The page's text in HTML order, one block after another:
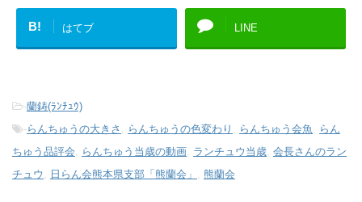
B! はてブ LINE
-蘭鋳(ﾗﾝﾁｭｳ)
-らんちゅうの大きさ , らんちゅうの色変わり , らんちゅう会魚, らん
ちゅう品評会, らんちゅう当歳の動画, ランチュウ当歳, 会長さんのラン
チュウ , 日らん会熊本県支部「熊蘭会」 , 熊蘭会